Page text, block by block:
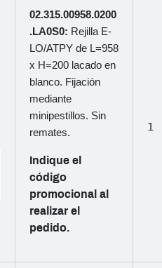
02.315.00958.0200
.LA0S0: Rejilla E-
LO/ATPY de L=958
x H=200 lacado en
blanco. Fijación
mediante
minipestillos. Sin
remates.
Indique el
código
promocional al
realizar el
pedido.
1